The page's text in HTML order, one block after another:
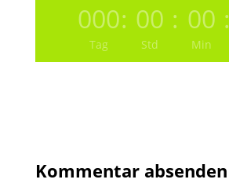
000
Tag
: 00
Std
: 00
Min
:
Kommentar absenden